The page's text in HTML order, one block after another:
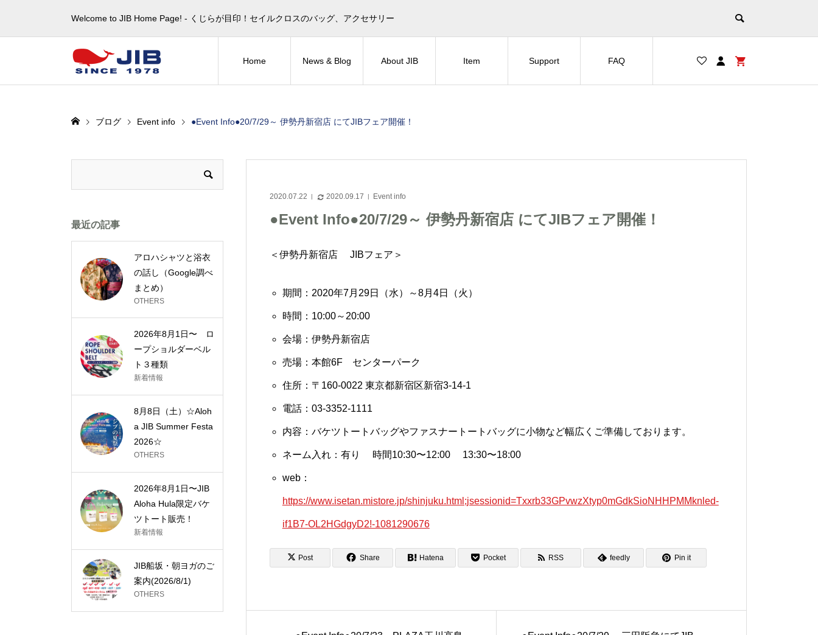
Welcome to JIB Home Page! ‐ くじらが目印！セイルクロスのバッグ、アクセサリー
Home News & Blog About JIB Item Support FAQ
ブログ Event info ●Event Info●20/7/29～ 伊勢丹新宿店 にてJIBフェア開催！
2020.07.22 2020.09.17 Event info
●Event Info●20/7/29～ 伊勢丹新宿店 にてJIBフェア開催！
＜伊勢丹新宿店 JIBフェア＞
期間：2020年7月29日（水）～8月4日（火）
時間：10:00～20:00
会場：伊勢丹新宿店
売場：本館6F センターパーク
住所：〒160-0022 東京都新宿区新宿3-14-1
電話：03-3352-1111
内容：バケツトートバッグやファスナートートバッグに小物など幅広くご準備しております。
ネーム入れ：有り 時間10:30〜12:00 13:30〜18:00
web：
https://www.isetan.mistore.jp/shinjuku.html;jsessionid=Txxrb33GPvwzXtyp0mGdkSioNHHPMMknled-
if1B7-OL2HGdgyD2!-1081290676
Post Share Hatena Pocket RSS feedly Pin it
最近の記事
アロハシャツと浴衣
の話し（Google調べ
まとめ）
OTHERS
2026年8月1日〜 ロ
ープショルダーベル
ト３種類
新着情報
8月8日（土）☆Aloh
a JIB Summer Festa
2026☆
OTHERS
2026年8月1日〜JIB
Aloha Hula限定バケ
ツトート販売！
新着情報
JIB船坂・朝ヨガのご
案内(2026/8/1)
OTHERS